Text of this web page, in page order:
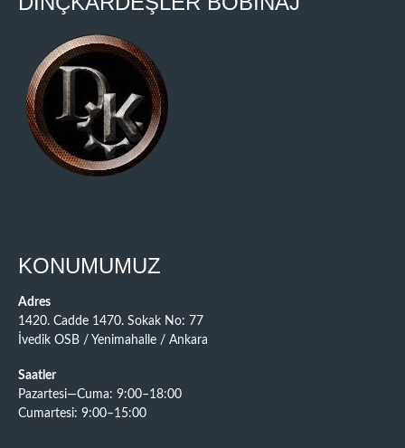
KONUMUMUZ
Adres
1420. Cadde 1470. Sokak No: 77
İvedik OSB / Yenimahalle / Ankara
Saatler
Pazartesi—Cuma: 9:00–18:00
Cumartesi: 9:00–15:00